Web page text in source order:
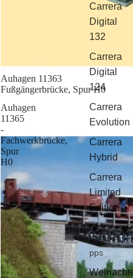
Carrera
Digital
132
Carrera
Digital
124
Carrera
Evolution
Carrera
Hybrid
Carrera
Limited
Edition
Geschenkti
pps
Sale
Auhagen 11363
Fußgängerbrücke, Spur H0
Auhagen
11365
-
Fachwerkbrücke,
Spur
H0